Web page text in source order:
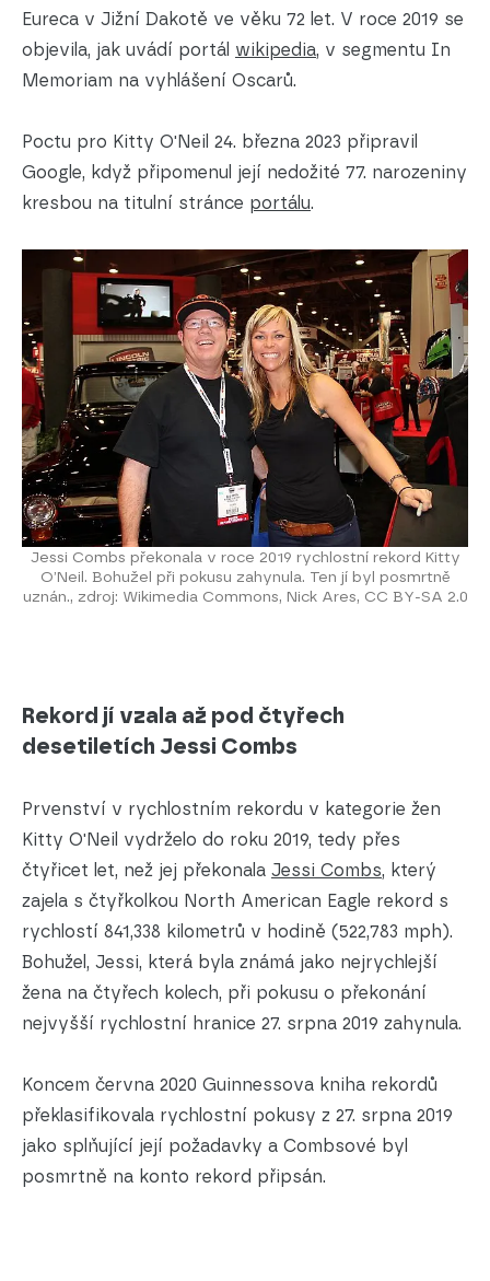
Eureca v Jižní Dakotě ve věku 72 let. V roce 2019 se
objevila, jak uvádí portál wikipedia, v segmentu In
Memoriam na vyhlášení Oscarů.
Poctu pro Kitty O'Neil 24. března 2023 připravil
Google, když připomenul její nedožité 77. narozeniny
kresbou na titulní stránce portálu.
Jessi Combs překonala v roce 2019 rychlostní rekord Kitty
O’Neil. Bohužel při pokusu zahynula. Ten jí byl posmrtně
uznán., zdroj: Wikimedia Commons, Nick Ares, CC BY-SA 2.0
Rekord jí vzala až pod čtyřech
desetiletích Jessi Combs
Prvenství v rychlostním rekordu v kategorie žen
Kitty O'Neil vydrželo do roku 2019, tedy přes
čtyřicet let, než jej překonala Jessi Combs, který
zajela s čtyřkolkou North American Eagle rekord s
rychlostí 841,338 kilometrů v hodině (522,783 mph).
Bohužel, Jessi, která byla známá jako nejrychlejší
žena na čtyřech kolech, při pokusu o překonání
nejvyšší rychlostní hranice 27. srpna 2019 zahynula.
Koncem června 2020 Guinnessova kniha rekordů
překlasifikovala rychlostní pokusy z 27. srpna 2019
jako splňující její požadavky a Combsové byl
posmrtně na konto rekord připsán.